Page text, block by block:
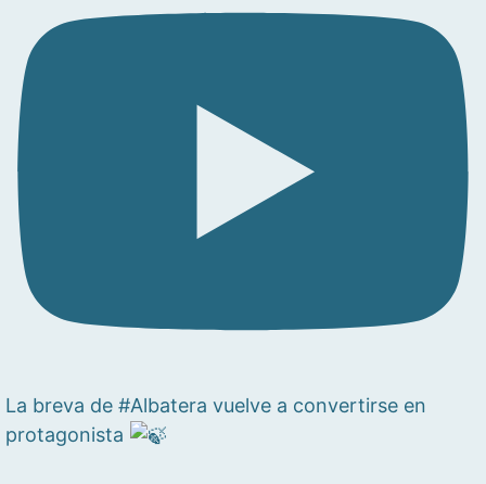
La breva de #Albatera vuelve a convertirse en
protagonista